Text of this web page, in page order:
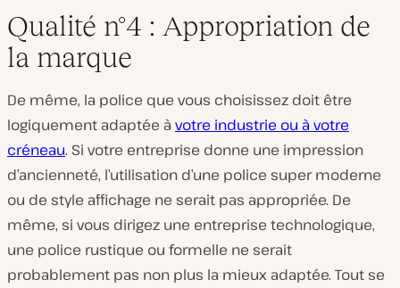
Qualité n°4 : Appropriation de
la marque
De même, la police que vous choisissez doit être
logiquement adaptée à votre industrie ou à votre
créneau. Si votre entreprise donne une impression
d’ancienneté, l’utilisation d’une police super moderne
ou de style affichage ne serait pas appropriée. De
même, si vous dirigez une entreprise technologique,
une police rustique ou formelle ne serait
probablement pas non plus la mieux adaptée. Tout se